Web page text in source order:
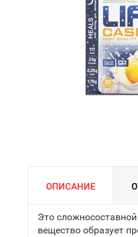
ОПИСАНИЕ
Это
вещество образует